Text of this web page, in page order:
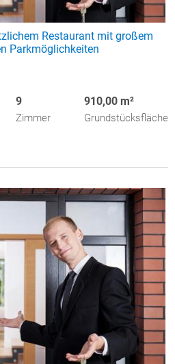
Restaurant mit großem
Parkmöglichkeiten
9
Zimmer
910,00 m²
Grundstücksfläche